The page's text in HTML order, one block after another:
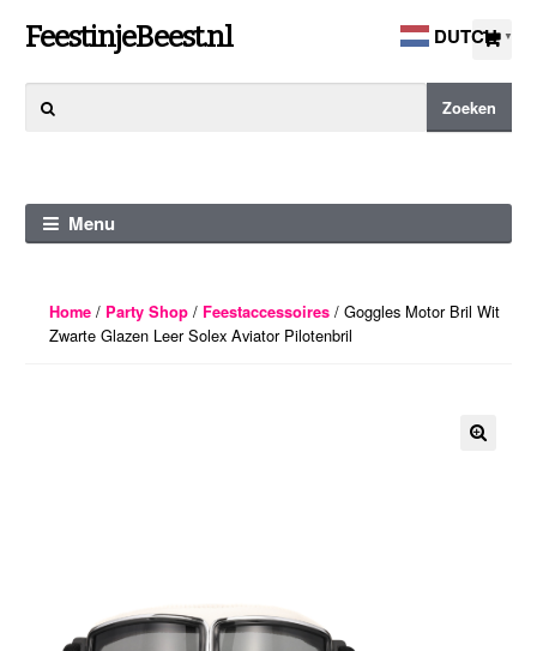
Ga
naar
navigatie
Ga
naar
de
FeestinjeBeest.nl
naar:
Zoeken
Menu
Home/ Party Shop/ Feestaccessoires/ Goggles Motor Bril Wit
Zwarte Glazen Leer Solex Aviator Pilotenbril
DUTCH ▼